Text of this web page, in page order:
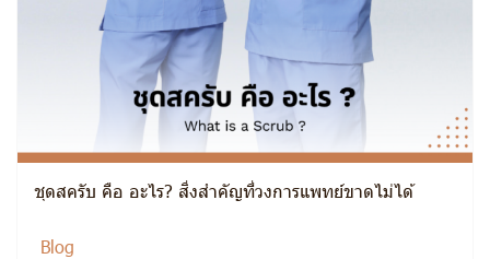
ชุดสครับ คือ อะไร? สิ่งสำคัญที่วงการแพทย์ขาดไม่ได้
Blog